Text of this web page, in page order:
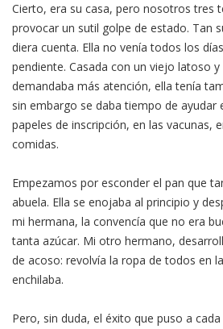
Cierto, era su casa, pero nosotros tres
provocar un sutil golpe de estado. Tan
diera cuenta. Ella no venía todos los
pendiente. Casada con un viejo latoso
demandaba más atención, ella tenía
sin embargo se daba tiempo de ayudar
papeles de inscripción, en las vacunas,
comidas.
Empezamos por esconder el pan que
abuela. Ella se enojaba al principio y
mi hermana, la convencía que no era
tanta azúcar. Mi otro hermano,
de acoso: revolvía la ropa de todos en
enchilaba.
Pero, sin duda, el éxito que puso a